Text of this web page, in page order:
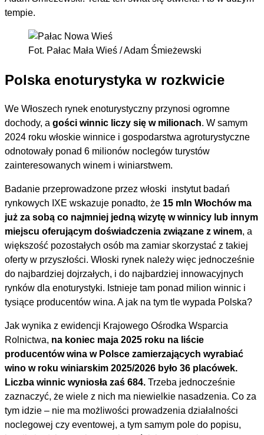
tempie.
Fot. Pałac Mała Wieś / Adam Śmieżewski
Polska enoturystyka w rozkwicie
We Włoszech rynek enoturystyczny przynosi ogromne
dochody, a gości winnic liczy się w milionach. W samym
2024 roku włoskie winnice i gospodarstwa agroturystyczne
odnotowały ponad 6 milionów noclegów turystów
zainteresowanych winem i winiarstwem.
Badanie przeprowadzone przez włoski instytut badań
rynkowych IXE wskazuje ponadto, że 15 mln Włochów ma
już za sobą co najmniej jedną wizytę w winnicy lub innym
miejscu oferującym doświadczenia związane z winem, a
większość pozostałych osób ma zamiar skorzystać z takiej
oferty w przyszłości. Włoski rynek należy więc jednocześnie
do najbardziej dojrzałych, i do najbardziej innowacyjnych
rynków dla enoturystyki. Istnieje tam ponad milion winnic i
tysiące producentów wina. A jak na tym tle wypada Polska?
Jak wynika z ewidencji Krajowego Ośrodka Wsparcia
Rolnictwa, na koniec maja 2025 roku na liście
producentów wina w Polsce zamierzających wyrabiać
wino w roku winiarskim 2025/2026 było 36 placówek.
Liczba winnic wyniosła zaś 684. Trzeba jednocześnie
zaznaczyć, że wiele z nich ma niewielkie nasadzenia. Co za
tym idzie – nie ma możliwości prowadzenia działalności
noclegowej czy eventowej, a tym samym pole do popisu,